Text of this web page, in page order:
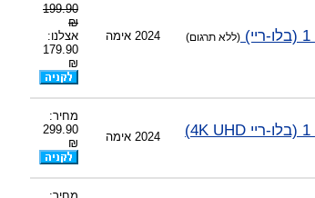
(ללא תרגום) 2024 אימה
199.90
₪
אצלנו:
179.90
₪
2024 אימה
מחיר:
299.90
₪